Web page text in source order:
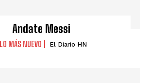
Andate Messi
LO MÁS NUEVO El Diario HN